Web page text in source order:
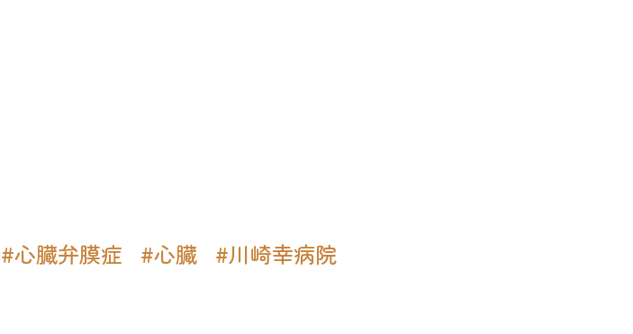
#心臓弁膜症 #心臓 #川崎幸病院